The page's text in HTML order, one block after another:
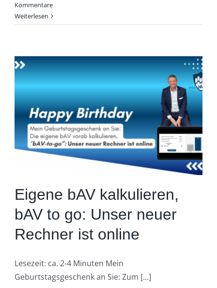
Kommentare
Weiterlesen
Eigene bAV kalkulieren,
bAV to go: Unser neuer
Rechner ist online
Lesezeit: ca. 2-4 Minuten Mein
Geburtstagsgeschenk an Sie: Zum [...]